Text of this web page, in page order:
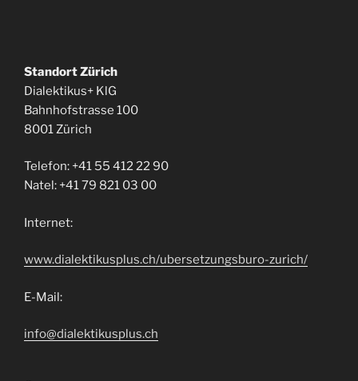
Standort Zürich
Dialektikus+ KlG
Bahnhofstrasse 100
8001 Zürich
Telefon: +41 55 412 22 90
Natel: +41 79 821 03 00
Internet:
www.dialektikusplus.ch/ubersetzungsburo-zurich/
E-Mail:
info@dialektikusplus.ch